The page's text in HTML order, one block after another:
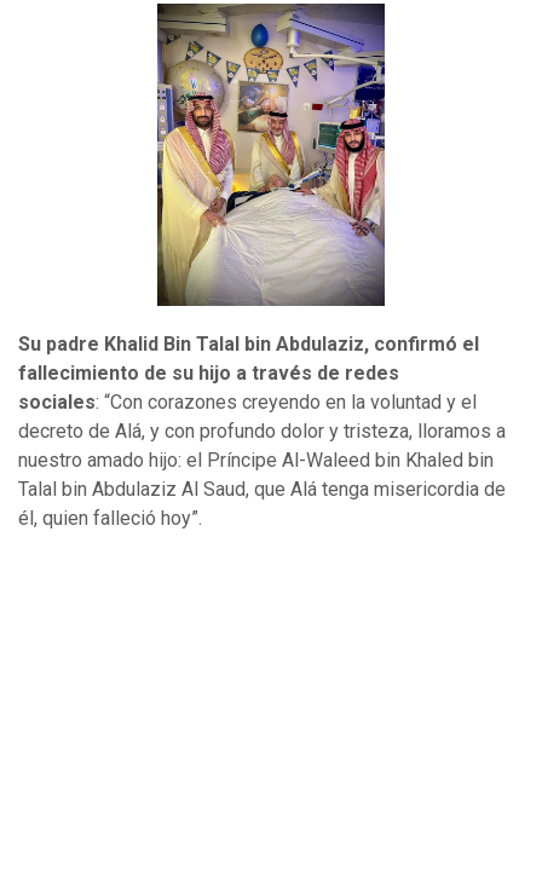
Su padre Khalid Bin Talal bin Abdulaziz, confirmó el
fallecimiento de su hijo a través de redes
sociales: “Con corazones creyendo en la voluntad y el
decreto de Alá, y con profundo dolor y tristeza, lloramos a
nuestro amado hijo: el Príncipe Al-Waleed bin Khaled bin
Talal bin Abdulaziz Al Saud, que Alá tenga misericordia de
él, quien falleció hoy”.